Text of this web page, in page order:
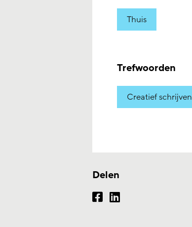
Thuis
Trefwoorden
Creatief schrijven
Delen